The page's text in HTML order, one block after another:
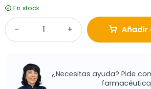
En stock
Añadir
¿Necesitas ayuda? Pide